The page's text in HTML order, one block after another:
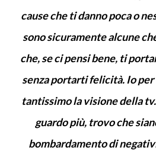
cause che ti danno poca o
sono sicuramente alcune
che, se ci pensi bene, ti
senza portarti felicità. Io
tantissimo la visione della
guardo più, trovo che
bombardamento di